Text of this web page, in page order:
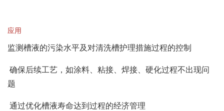
应用
监测槽液的污染水平及对清洗槽护理措施过程的控制
确保后续工艺，如涂料、粘接、焊接、硬化过程不出现问
题
通过优化槽液寿命达到过程的经济管理